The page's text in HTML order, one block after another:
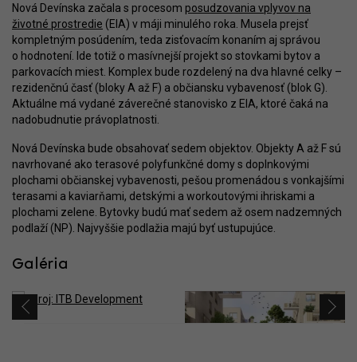
Nová Devínska začala s procesom posudzovania vplyvov na
životné prostredie (EIA) v máji minulého roka. Musela prejsť
kompletným posúdením, teda zisťovacím konaním aj správou
o hodnotení. Ide totiž o masívnejší projekt so stovkami bytov a
parkovacích miest. Komplex bude rozdelený na dva hlavné celky –
rezidenčnú časť (bloky A až F) a občiansku vybavenosť (blok G).
Aktuálne má vydané záverečné stanovisko z EIA, ktoré čaká na
nadobudnutie právoplatnosti.
Nová Devínska bude obsahovať sedem objektov. Objekty A až F sú
navrhované ako terasové polyfunkčné domy s doplnkovými
plochami občianskej vybavenosti, pešou promenádou s vonkajšími
terasami a kaviarňami, detskými a workoutovými ihriskami a
plochami zelene. Bytovky budú mať sedem až osem nadzemných
podlaží (NP). Najvyššie podlažia majú byť ustupujúce.
Galéria